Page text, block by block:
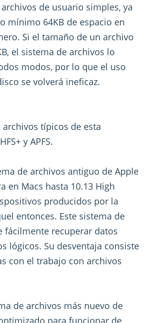
de usuario simples, ya
mínimo 64KB de espacio en
Si el tamaño de un archivo
el sistema de archivos lo
modos, por lo que el uso
se volverá ineficaz.
archivos típicos de esta
y APFS.
de archivos antiguo de Apple
en Macs hasta 10.13 High
producidos por la
entonces. Este sistema de
fácilmente recuperar datos
lógicos. Su desventaja consiste
con el trabajo con archivos
de archivos más nuevo de
para funcionar de